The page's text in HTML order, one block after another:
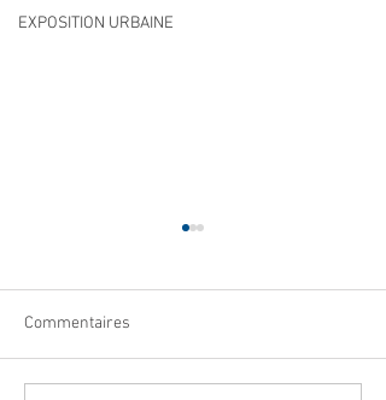
EXPOSITION URBAINE
Commentaires